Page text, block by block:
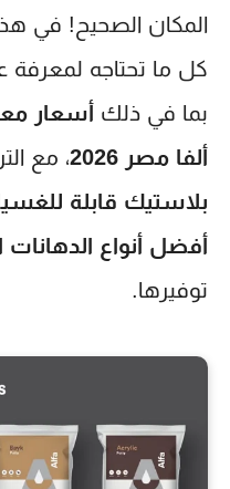
المكان الصحيح! في
كل ما تحتاجه لمعرفة
بما في ذلك أسعار
ألفا مصر 2026
، مع
بلاستيك قابلة
أفضل أنواع الدهانات
توفيرها.